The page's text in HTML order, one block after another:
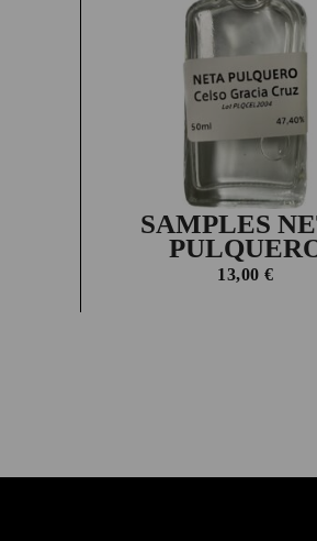
SAMPLES
13,00€